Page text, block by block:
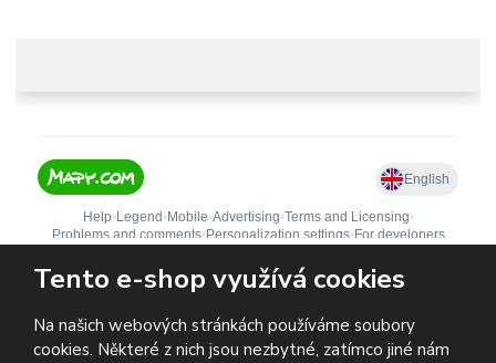
Tento e-shop využívá cookies
Na našich webových stránkách používáme soubory
cookies. Některé z nich jsou nezbytné, zatímco jiné nám